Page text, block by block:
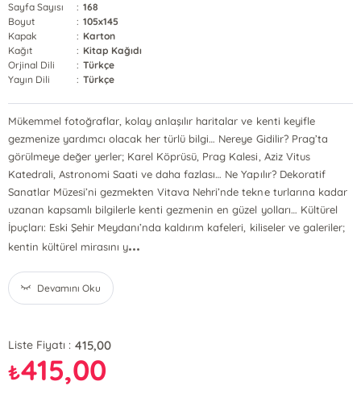
Sayfa Sayısı
: 168
Boyut
: 105x145
Kapak
: Karton
Kağıt
: Kitap Kağıdı
Orjinal Dili
: Türkçe
Yayın Dili
: Türkçe
Mükemmel fotoğraflar, kolay anlaşılır haritalar ve kenti keyifle
gezmenize yardımcı olacak her türlü bilgi… Nereye Gidilir? Prag’ta
görülmeye değer yerler; Karel Köprüsü, Prag Kalesi, Aziz Vitus
Katedrali, Astronomi Saati ve daha fazlası… Ne Yapılır? Dekoratif
Sanatlar Müzesi’ni gezmekten Vitava Nehri’nde tekne turlarına kadar
uzanan kapsamlı bilgilerle kenti gezmenin en güzel yolları… Kültürel
İpuçları: Eski Şehir Meydanı’nda kaldırım kafeleri, kiliseler ve galeriler;
kentin kültürel mirasını y...
Devamını Oku
Liste Fiyatı : 415,00
₺415,00